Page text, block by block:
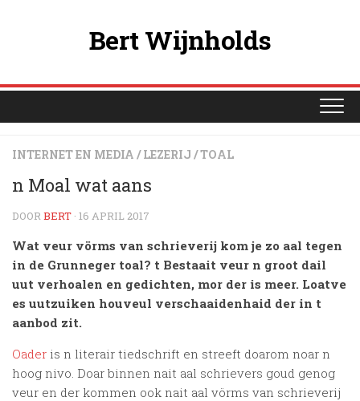
Bert Wijnholds
INTERNET EN MEDIA / LEZERIJ /TOAL
n Moal wat aans
DOORBERT · 16 APRIL 2017
Wat veur vörms van schrieverij kom je zo aal tegen
in de Grunneger toal? t Bestaait veur n groot dail
uut verhoalen en gedichten, mor der is meer. Loatve
es uutzuiken houveul verschaaidenhaid der in t
aanbod zit.
Oader is n literair tiedschrift en streeft doarom noar n
hoog nivo. Doar binnen nait aal schrievers goud genog
veur en der kommen ook nait aal vörms van schrieverij